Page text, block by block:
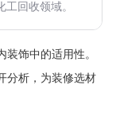
回收领域。
饰中的适用性。
分析，为装修选材